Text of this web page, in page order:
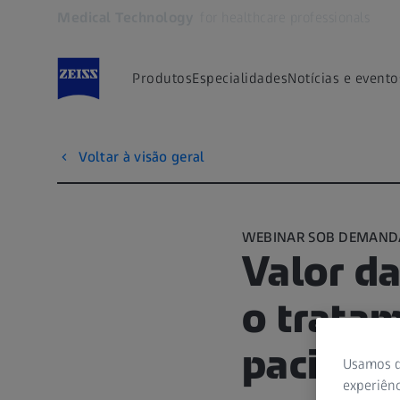
ProdutosEspecialidadesNotícias e
Voltar à visão geral
WEBINAR SOB
Valor
o
Usamos